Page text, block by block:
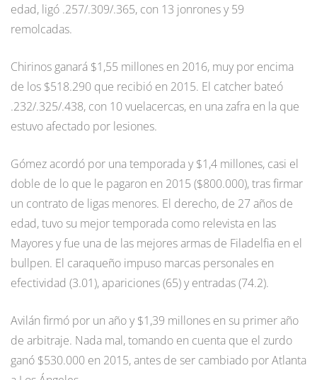
edad, ligó .257/.309/.365, con 13 jonrones y 59
remolcadas.
Chirinos ganará $1,55 millones en 2016, muy por encima
de los $518.290 que recibió en 2015. El catcher bateó
.232/.325/.438, con 10 vuelacercas, en una zafra en la que
estuvo afectado por lesiones.
Gómez acordó por una temporada y $1,4 millones, casi el
doble de lo que le pagaron en 2015 ($800.000), tras firmar
un contrato de ligas menores. El derecho, de 27 años de
edad, tuvo su mejor temporada como relevista en las
Mayores y fue una de las mejores armas de Filadelfia en el
bullpen. El caraqueño impuso marcas personales en
efectividad (3.01), apariciones (65) y entradas (74.2).
Avilán firmó por un año y $1,39 millones en su primer año
de arbitraje. Nada mal, tomando en cuenta que el zurdo
ganó $530.000 en 2015, antes de ser cambiado por Atlanta